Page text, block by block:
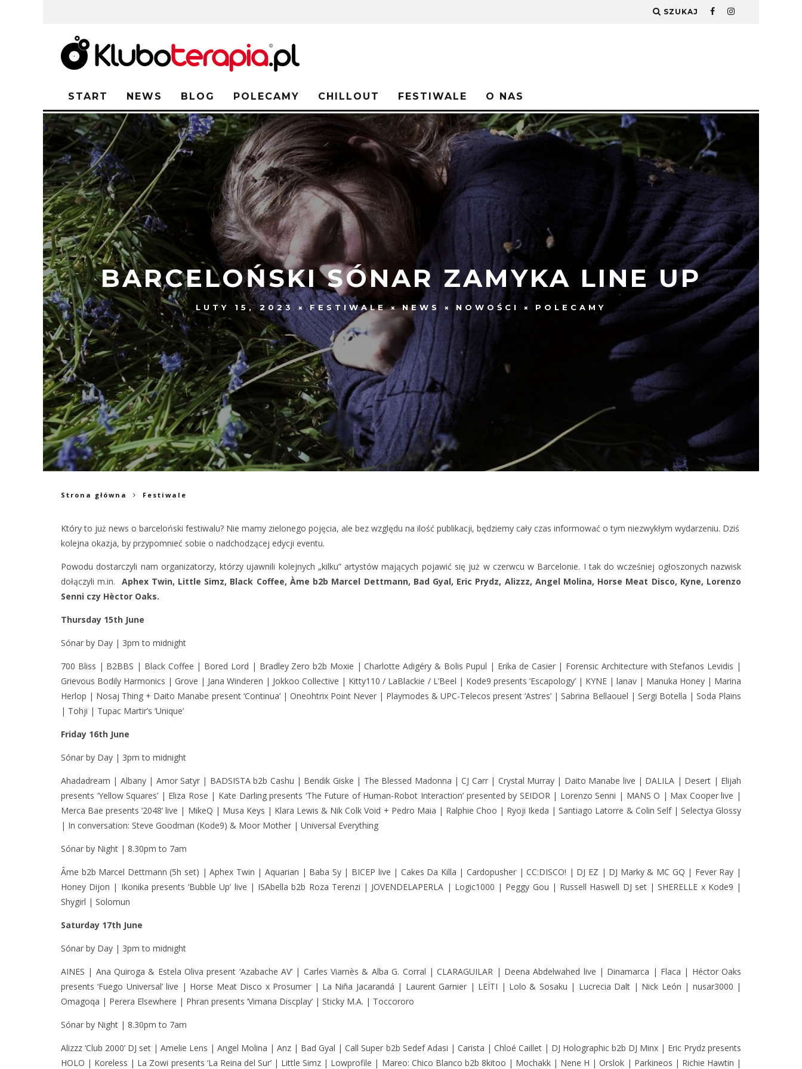
SZUKAJ
START NEWS BLOG POLECAMY CHILLOUT FESTIWALE O NAS
BARCELOŃSKI SÓNAR ZAMYKA LINE UP
LUTY 15, 2023 FESTIWALE NEWS NOWOŚCI POLECAMY
Strona główna Festiwale
Który to już news o barceloński festiwalu? Nie mamy zielonego pojęcia, ale bez względu na ilość publikacji, będziemy cały czas informować o tym niezwykłym wydarzeniu. Dziś
kolejna okazja, by przypomnieć sobie o nadchodzącej edycji eventu.
Powodu dostarczyli nam organizatorzy, którzy ujawnili kolejnych „kilku” artystów mających pojawić się już w czerwcu w Barcelonie. I tak do wcześniej ogłoszonych nazwisk
dołączyli m.in.
Aphex Twin, Little Simz, Black Coffee, Àme b2b Marcel Dettmann, Bad Gyal, Eric Prydz, Alizzz, Angel Molina, Horse Meat Disco, Kyne, Lorenzo
Senni czy Hèctor Oaks.
Thursday 15th June
Sónar by Day | 3pm to midnight
700 Bliss | B2BBS | Black Coffee | Bored Lord | Bradley Zero b2b Moxie | Charlotte Adigéry & Bolis Pupul | Erika de Casier | Forensic Architecture with Stefanos Levidis |
Grievous Bodily Harmonics | Grove | Jana Winderen | Jokkoo Collective | Kitty110 / LaBlackie / L’Beel | Kode9 presents ‘Escapology’ | KYNE | lanav | Manuka Honey | Marina
Herlop | Nosaj Thing + Daito Manabe present ‘Continua’ | Oneohtrix Point Never | Playmodes & UPC-Telecos present ‘Astres’ | Sabrina Bellaouel | Sergi Botella | Soda Plains
| Tohji | Tupac Martir’s ‘Unique’
Friday 16th June
Sónar by Day | 3pm to midnight
Ahadadream | Albany | Amor Satyr | BADSISTA b2b Cashu | Bendik Giske | The Blessed Madonna | CJ Carr | Crystal Murray | Daito Manabe live | DALILA | Desert | Elijah
presents ‘Yellow Squares’ | Eliza Rose | Kate Darling presents ‘The Future of Human-Robot Interaction’ presented by SEIDOR | Lorenzo Senni | MANS O | Max Cooper live |
Merca Bae presents ‘2048’ live | MikeQ | Musa Keys | Klara Lewis & Nik Colk Void + Pedro Maia | Ralphie Choo | Ryoji Ikeda | Santiago Latorre & Colin Self | Selectya Glossy
| In conversation: Steve Goodman (Kode9) & Moor Mother | Universal Everything
Sónar by Night | 8.30pm to 7am
Âme b2b Marcel Dettmann (5h set) | Aphex Twin | Aquarian | Baba Sy | BICEP live | Cakes Da Killa | Cardopusher | CC:DISCO! | DJ EZ | DJ Marky & MC GQ | Fever Ray |
Honey Dijon | Ikonika presents ‘Bubble Up’ live | ISAbella b2b Roza Terenzi | JOVENDELAPERLA | Logic1000 | Peggy Gou | Russell Haswell DJ set | SHERELLE x Kode9 |
Shygirl | Solomun
Saturday 17th June
Sónar by Day | 3pm to midnight
AINES | Ana Quiroga & Estela Oliva present ‘Azabache AV’ | Carles Viarnès & Alba G. Corral | CLARAGUILAR | Deena Abdelwahed live | Dinamarca | Flaca | Héctor Oaks
presents ‘Fuego Universal’ live | Horse Meat Disco x Prosumer | La Niña Jacarandá | Laurent Garnier | LEÏTI | Lolo & Sosaku | Lucrecia Dalt | Nick León | nusar3000 |
Omagoqa | Perera Elsewhere | Phran presents ‘Vimana Discplay’ | Sticky M.A. | Toccororo
Sónar by Night | 8.30pm to 7am
Alizzz ‘Club 2000’ DJ set | Amelie Lens | Angel Molina | Anz | Bad Gyal | Call Super b2b Sedef Adasi | Carista | Chloé Caillet | DJ Holographic b2b DJ Minx | Eric Prydz presents
HOLO | Koreless | La Zowi presents ‘La Reina del Sur’ | Little Simz | Lowprofile | Mareo: Chico Blanco b2b 8kitoo | Mochakk | Nene H | Orslok | Parkineos | Richie Hawtin |